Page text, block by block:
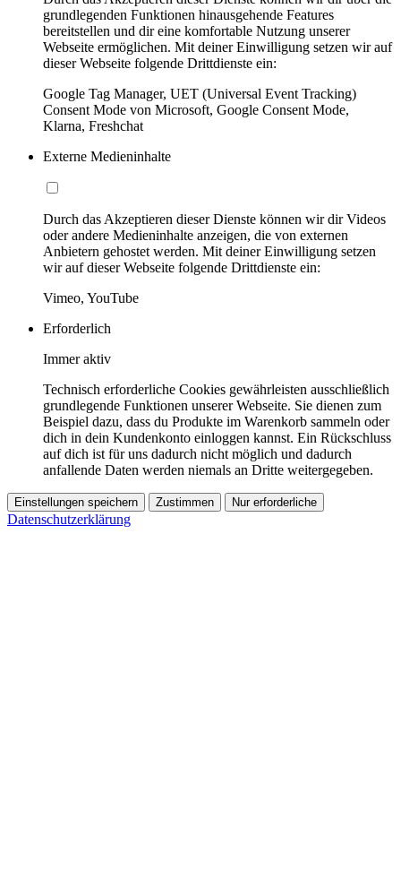
grundlegenden Funktionen hinausgehende Features
bereitstellen und dir eine komfortable Nutzung unserer
Webseite ermöglichen. Mit deiner Einwilligung setzen wir auf
dieser Webseite folgende Drittdienste ein:
Google Tag Manager, UET (Universal Event Tracking)
Consent Mode von Microsoft, Google Consent Mode,
Klarna, Freshchat
Externe Medieninhalte
Durch das Akzeptieren dieser Dienste können wir dir Videos
oder andere Medieninhalte anzeigen, die von externen
Anbietern gehostet werden. Mit deiner Einwilligung setzen
wir auf dieser Webseite folgende Drittdienste ein:
Vimeo, YouTube
Erforderlich
Immer aktiv
Technisch erforderliche Cookies gewährleisten ausschließlich
grundlegende Funktionen unserer Webseite. Sie dienen zum
Beispiel dazu, dass du Produkte im Warenkorb sammeln oder
dich in dein Kundenkonto einloggen kannst. Ein Rückschluss
auf dich ist für uns dadurch nicht möglich und dadurch
anfallende Daten werden niemals an Dritte weitergegeben.
Einstellungen speichern Zustimmen Nur erforderliche
Datenschutzerklärung